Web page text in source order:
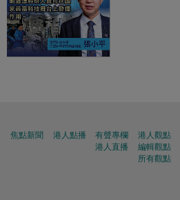
焦點新聞 港人點播
有聲專欄
港人直播
港人觀點
編輯觀點
所有觀點